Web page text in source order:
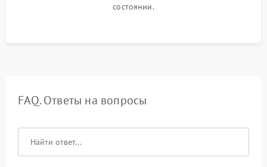
состоянии.
FAQ. Ответы на вопросы